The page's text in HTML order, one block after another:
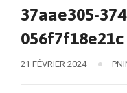
37aae305-
056f7f18e21c
21 FÉVRIER 2024